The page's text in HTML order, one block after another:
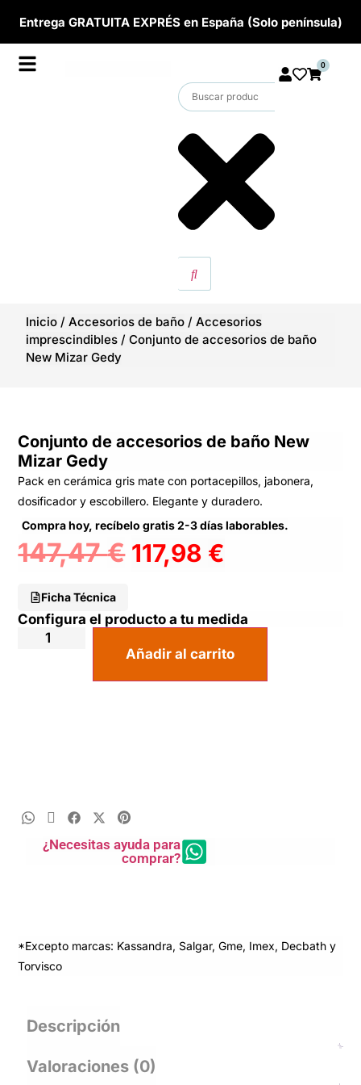
Entrega GRATUITA EXPRÉS en España (Solo península)
0
Inicio /Accesorios de baño /Accesorios
imprescindibles /Conjunto de accesorios de baño
New Mizar Gedy
Conjunto de accesorios de baño New
Mizar Gedy
Pack en cerámica gris mate con portacepillos, jabonera,
dosificador y escobillero. Elegante y duradero.
Compra hoy, recíbelo gratis 2-3 días laborables.
147,47€ 117,98 €
Ficha Técnica
Configura el producto a tu medida
Añadir al carrito
¿Necesitas ayuda para
comprar?
*Excepto marcas: Kassandra, Salgar, Gme, Imex, Decbath y
Torvisco
Descripción
Valoraciones (0)